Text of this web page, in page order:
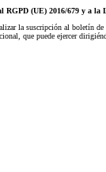
RGPD (UE) 2016/679 y a la
la suscripción al boletín
que puede ejercer